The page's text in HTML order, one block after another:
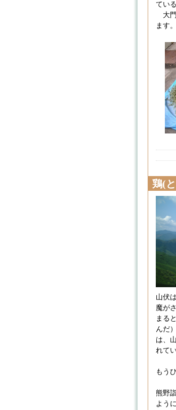
てい
大門
ます
鶏(
山伏
魔が
まる
んだ
は、
れて
もう
熊野
よう